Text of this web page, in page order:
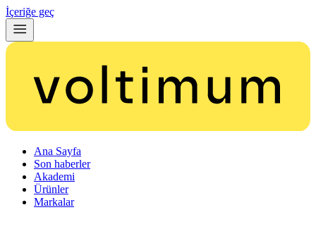
İçeriğe geç
Ana Sayfa
Son haberler
Akademi
Ürünler
Markalar